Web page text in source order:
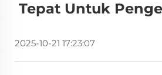
Tepat Untuk
2025-10-21 17:23:07